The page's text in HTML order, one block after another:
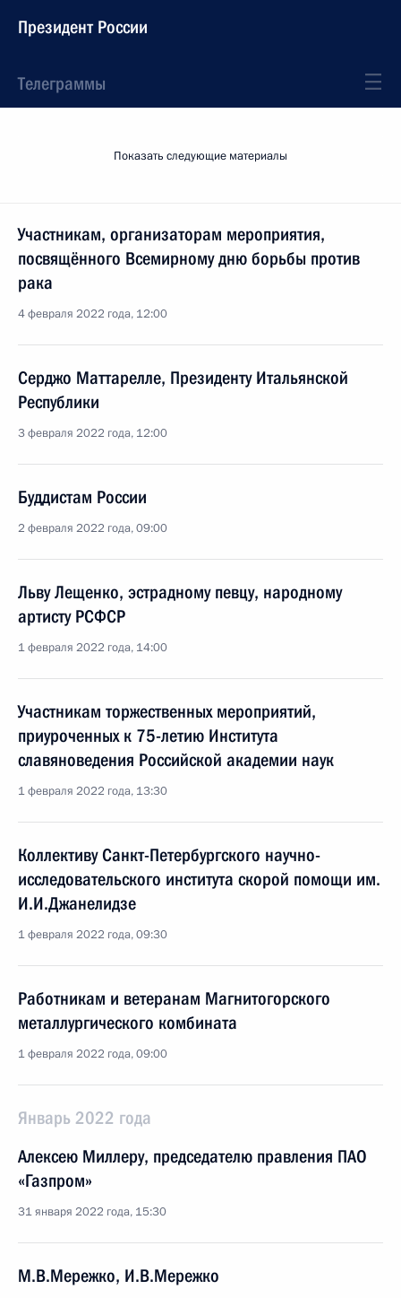
Президент России
Телеграммы
Показать следующие материалы
Участникам, организаторам мероприятия,
посвящённого Всемирному дню борьбы против
рака
4 февраля 2022 года, 12:00
Серджо Маттарелле, Президенту Итальянской
Республики
3 февраля 2022 года, 12:00
Буддистам России
2 февраля 2022 года, 09:00
Льву Лещенко, эстрадному певцу, народному
артисту РСФСР
1 февраля 2022 года, 14:00
Участникам торжественных мероприятий,
приуроченных к 75-летию Института
славяноведения Российской академии наук
1 февраля 2022 года, 13:30
Коллективу Санкт-Петербургского научно-
исследовательского института скорой помощи им.
И.И.Джанелидзе
1 февраля 2022 года, 09:30
Работникам и ветеранам Магнитогорского
металлургического комбината
1 февраля 2022 года, 09:00
Январь 2022 года
Алексею Миллеру, председателю правления ПАО
«Газпром»
31 января 2022 года, 15:30
М.В.Мережко, И.В.Мережко